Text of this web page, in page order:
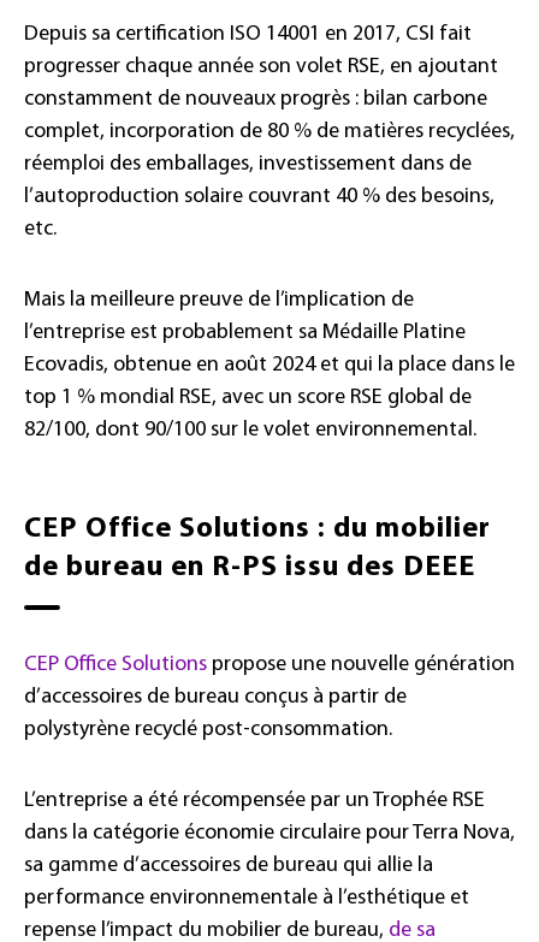
Depuis sa certification ISO 14001 en 2017, CSI fait
progresser chaque année son volet RSE, en ajoutant
constamment de nouveaux progrès : bilan carbone
complet, incorporation de 80 % de matières recyclées,
réemploi des emballages, investissement dans de
l’autoproduction solaire couvrant 40 % des besoins,
etc.
Mais la meilleure preuve de l’implication de
l’entreprise est probablement sa Médaille Platine
Ecovadis, obtenue en août 2024 et qui la place dans le
top 1 % mondial RSE, avec un score RSE global de
82/100, dont 90/100 sur le volet environnemental.
CEP Office Solutions : du mobilier
de bureau en R-PS issu des DEEE
CEP Office Solutions propose une nouvelle génération
d’accessoires de bureau conçus à partir de
polystyrène recyclé post-consommation.
L’entreprise a été récompensée par un Trophée RSE
dans la catégorie économie circulaire pour Terra Nova,
sa gamme d’accessoires de bureau qui allie la
performance environnementale à l’esthétique et
repense l’impact du mobilier de bureau, de sa